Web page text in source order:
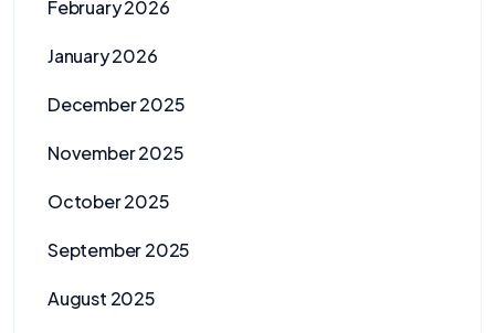
February 2026
January 2026
December 2025
November 2025
October 2025
September 2025
August 2025